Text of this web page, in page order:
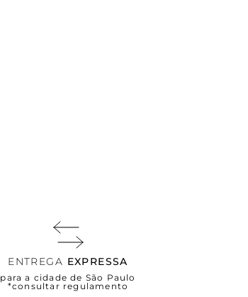
ENTREGA EXPRESSA
para a cidade de São Paulo
*consultar regulamento